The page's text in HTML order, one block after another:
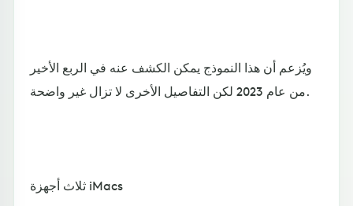
ويُزعم أن هذا النموذج يمكن الكشف عنه في الربع الأخير
من عام 2023 لكن التفاصيل الأخرى لا تزال غير واضحة.
ثلاث أجهزة iMacs